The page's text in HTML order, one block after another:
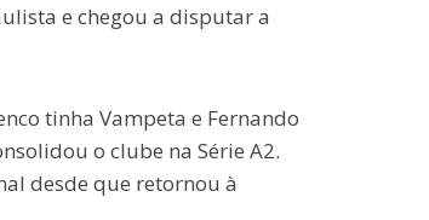
e chegou a disputar a
tinha Vampeta e Fernando
o clube na Série A2.
desde que retornou à